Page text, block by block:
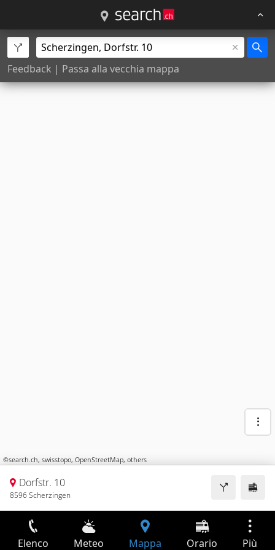
Feedback | Passa alla vecchia mappa
©search.ch, swisstopo, OpenStreetMap, others
Dorfstr. 10
8596 Scherzingen
Elenco Meteo Mappa Orario Più